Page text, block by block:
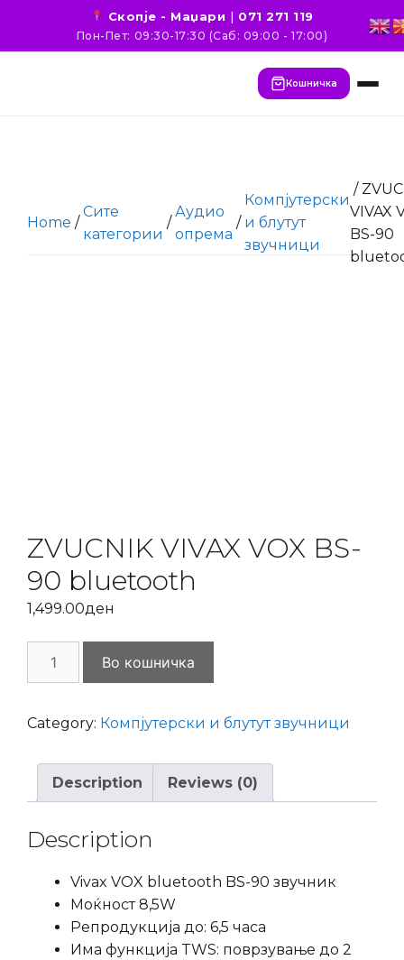
Скопје - Маџари | 071 271 119
Пон-Пет: 09:30-17:30 (Саб: 09:00 - 17:00)
Кошничка
Home /
Сите
категории
/
Аудио
опрема
/
Компјутерски
и блутут
звучници
/
VIVAX
BS-90
ZVUCNIK VIVAX VOX BS-
90 bluetooth
1,499.00ден
BS-
bluetooth
quantity
Во кошничка
Category: Компјутерски и блутут звучници
Description Reviews (0)
Description
Vivax VOX bluetooth BS-90 звучник
Моќност 8,5W
Репродукција до: 6,5 часа
Има функција TWS: поврзување до 2